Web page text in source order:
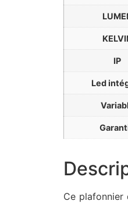
IP
Led
Ce